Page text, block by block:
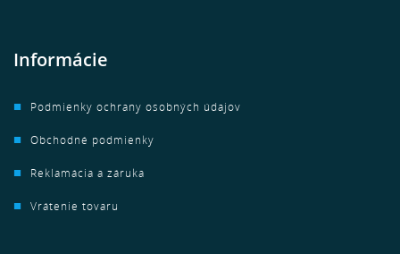
Informácie
Podmienky ochrany osobných údajov
Obchodné podmienky
Reklamácia a záruka
Vrátenie tovaru